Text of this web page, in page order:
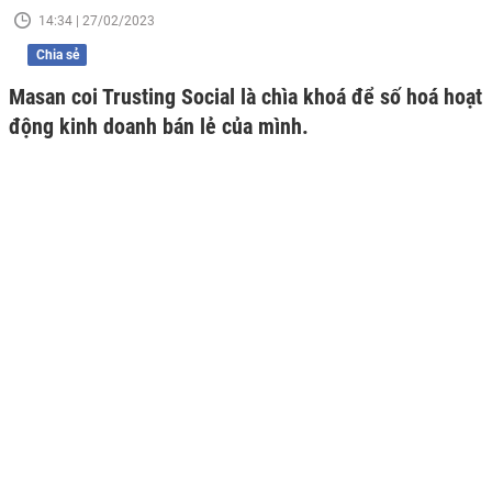
14:34 | 27/02/2023
Chia sẻ
Masan coi Trusting Social là chìa khoá để số hoá hoạt
động kinh doanh bán lẻ của mình.